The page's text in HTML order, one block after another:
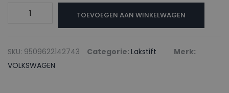
VOLKSWAGEN
DUNKELGRUEN
-
TOEVOEGEN AAN WINKELWAGEN
SKU: 9509622142743 Categorie: Lakstift
Merk:
VOLKSWAGEN